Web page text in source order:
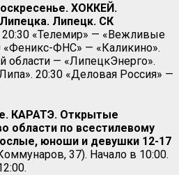
ХОККЕЙ.
Липецк. СК
20:30 «Телемир» — «Вежливые
«Феникс-ФНС» — «Каликино».
— «ЛипецкЭнерго».
20:30 «Деловая Россия» —
КАРАТЭ. Открытые
области по всестилевому
юноши и девушки 12-17
37). Начало в 10:00.